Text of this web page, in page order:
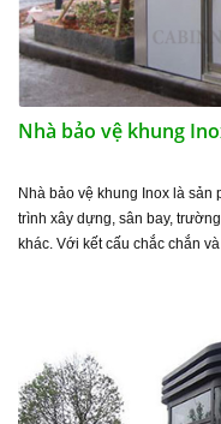
Nhà bảo vệ khung
Nhà bảo vệ khung Inox là sản
trình xây dựng, sân bay,
khác. Với kết cấu chắc chắn